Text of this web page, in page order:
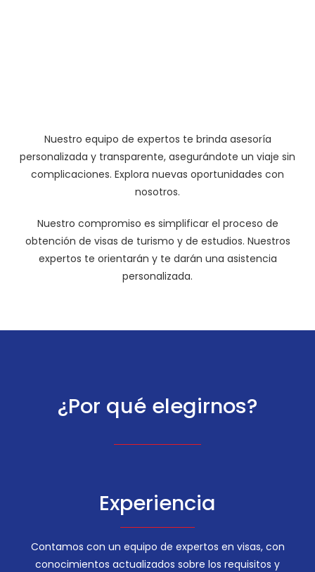
Nuestro equipo de expertos te brinda asesoría
personalizada y transparente, asegurándote un viaje sin
complicaciones. Explora nuevas oportunidades con
nosotros.
Nuestro compromiso es simplificar el proceso de
obtención de visas de turismo y de estudios. Nuestros
expertos te orientarán y te darán una asistencia
personalizada.
¿Por qué elegirnos?
Experiencia
Contamos con un equipo de expertos en visas, con
conocimientos actualizados sobre los requisitos y